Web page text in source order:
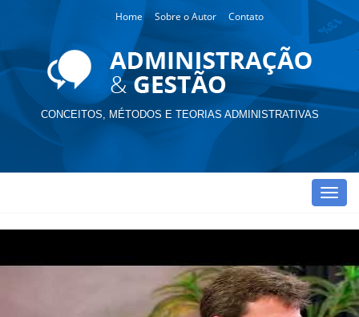
Home Sobre o Autor Contato
CONCEITOS, MÉTODOS E TEORIAS ADMINISTRATIVAS